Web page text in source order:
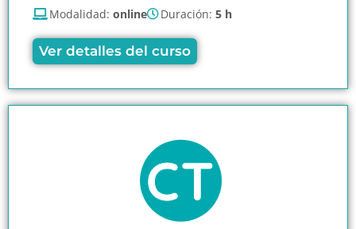
Modalidad: online Duración: 5 h
Ver detalles del curso